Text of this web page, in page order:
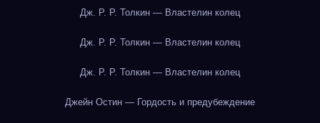
Дж. Р. Р. Толкин — Властелин колец
Дж. Р. Р. Толкин — Властелин колец
Дж. Р. Р. Толкин — Властелин колец
Джейн Остин — Гордость и предубеждение